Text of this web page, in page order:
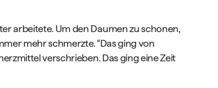
arbeitete. Um den Daumen zu schonen,
mehr schmerzte. “Das ging von
verschrieben. Das ging eine Zeit